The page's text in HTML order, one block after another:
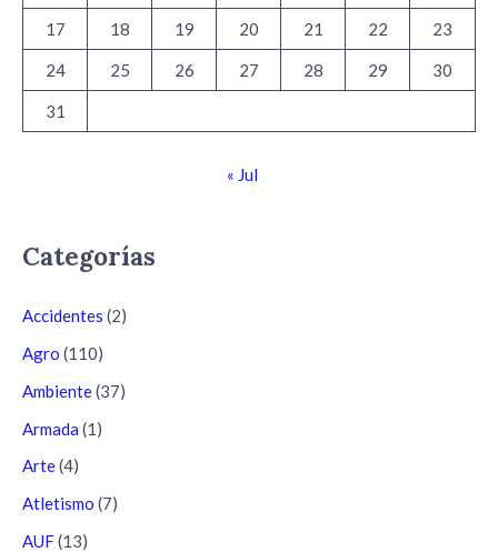
17 18 19 20 21 22 23
24 25 26 27 28 29 30
31
« Jul
Categorías
Accidentes (2)
Agro (110)
Ambiente(37)
Armada (1)
Arte(4)
Atletismo (7)
AUF(13)